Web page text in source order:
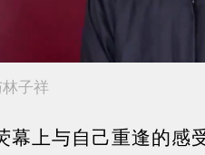
子祥
幕上与自己重逢的感